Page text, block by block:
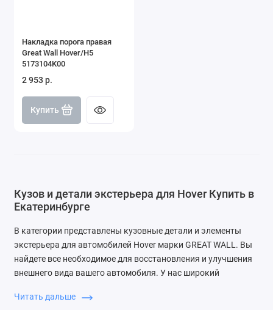
Накладка порога правая
Great Wall Hover/H5
5173104K00
2 953 р.
Купить
Кузов и детали экстерьера для Hover Купить в
Екатеринбурге
В категории представлены кузовные детали и элементы
экстерьера для автомобилей Hover марки GREAT WALL. Вы
найдете все необходимое для восстановления и улучшения
внешнего вида вашего автомобиля. У нас широкий
капоты, двери и другие элементы.
Читать дальше